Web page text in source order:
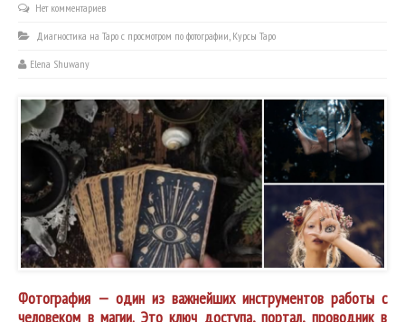
Нет комментариев
Диагностика на Таро с просмотром по фотографии, Курсы Таро
Elena Shuwany
Фотография — один из важнейших инструментов работы с
человеком в магии. Это ключ доступа, портал, проводник в